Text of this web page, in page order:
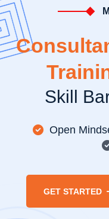
Skill
Open
GET STARTED